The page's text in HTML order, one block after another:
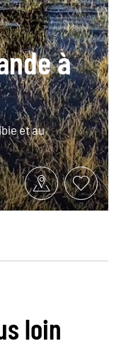
à
et au
loin